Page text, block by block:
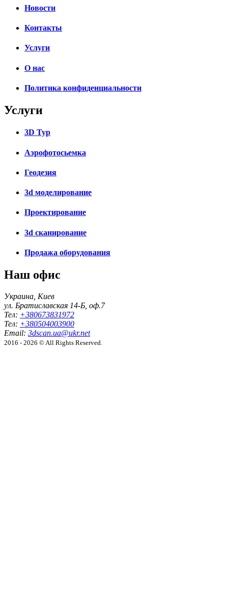
Новости
Контакты
Услуги
О нас
Политика конфиденциальности
Услуги
3D Тур
Аэрофотосьемка
Геодезия
3d моделирование
Проектирование
3d сканирование
Продажа оборудования
Наш офис
Украина, Киев
ул. Братиславская 14-Б, оф.7
Тел: +380673831972
Тел: +380504003900
Email: 3dscan.ua@ukr.net
2016 - 2026 © All Rights Reserved.